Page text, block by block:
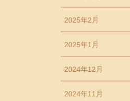
2025年2月
2025年1月
2024年12月
2024年11月